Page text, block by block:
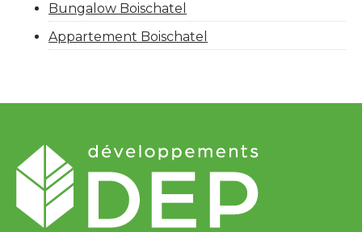
Bungalow Boischatel
Appartement Boischatel